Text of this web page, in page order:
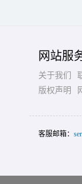
网站服
关于我们
版权声明
客服邮箱：